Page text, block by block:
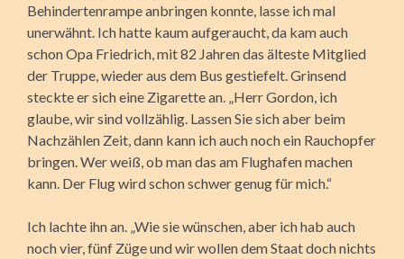
Behindertenrampe anbringen konnte, lasse ich mal
unerwähnt. Ich hatte kaum aufgeraucht, da kam auch
schon Opa Friedrich, mit 82 Jahren das älteste Mitglied
der Truppe, wieder aus dem Bus gestiefelt. Grinsend
steckte er sich eine Zigarette an. „Herr Gordon, ich
glaube, wir sind vollzählig. Lassen Sie sich aber beim
Nachzählen Zeit, dann kann ich auch noch ein Rauchopfer
bringen. Wer weiß, ob man das am Flughafen machen
kann. Der Flug wird schon schwer genug für mich.“
Ich lachte ihn an. „Wie sie wünschen, aber ich hab auch
noch vier, fünf Züge und wir wollen dem Staat doch nichts